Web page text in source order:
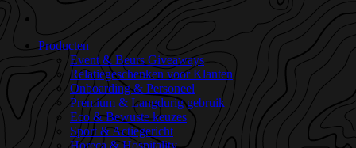
Producten
Event & Beurs Giveaways
Relatiegeschenken voor Klanten
Onboarding & Personeel
Premium & Langdurig gebruik
Eco & Bewuste keuzes
Sport & Actiegericht